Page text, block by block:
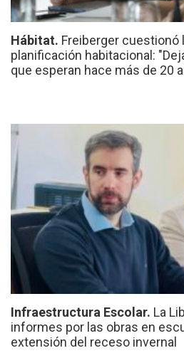
Hábitat. Freiberger cuestionó
planificación habitacional:
que esperan hace más de 20
Infraestructura Escolar. La
informes por las obras en
extensión del receso invernal